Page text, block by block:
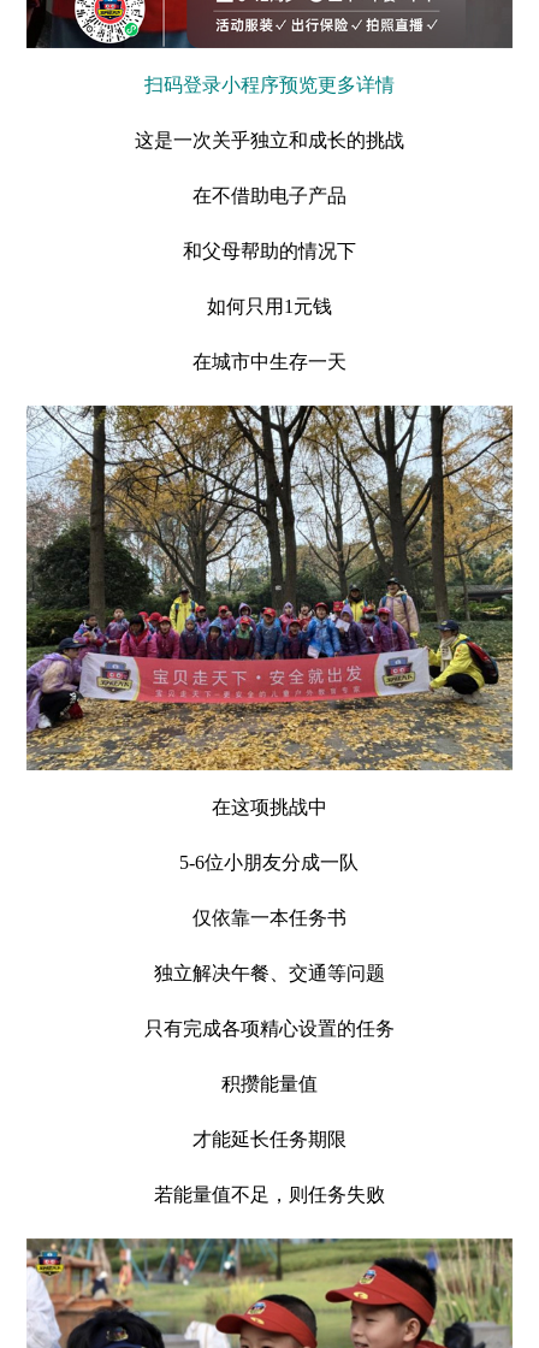
扫码登录小程序预览更多详情
这是一次关乎独立和成长的挑战
在不借助电子产品
和父母帮助的情况下
如何只用1元钱
在城市中生存一天
在这项挑战中
5-6位小朋友分成一队
仅依靠一本任务书
独立解决午餐、交通等问题
只有完成各项精心设置的任务
积攒能量值
才能延长任务期限
若能量值不足，则任务失败